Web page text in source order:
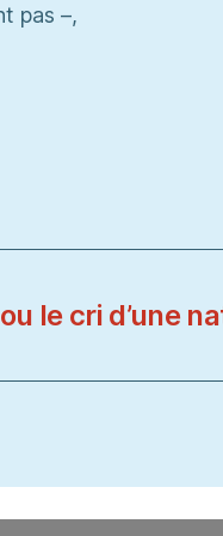
pas –,
le cri d’une